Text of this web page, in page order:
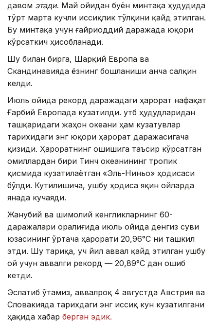
давом этади. Май ойидан буён минтақа ҳудудида
тўрт марта кучли иссиқлик тўлқини қайд этилган.
Бу минтақа учун ғайриоддий даражада юқори
кўрсаткич ҳисобланади.
Шу билан бирга, Шарқий Европа ва
Скандинавияда ёзнинг бошланиши анча салқин
келди.
Июль ойида рекорд даражадаги ҳарорат нафақат
Ғарбий Европада кузатилди. Қутб ҳудудларидан
ташқаридаги жаҳон океани ҳам кузатувлар
тарихидаги энг юқори ҳарорат даражасигача
қизиди. Ҳароратнинг ошишига таъсир кўрсатган
омиллардан бири Тинч океанининг тропик
қисмида кузатилаётган «Эль-Ниньо» ҳодисаси
бўлди. Кутилишича, ушбу ҳодиса яқин ойларда
янада кучаяди.
Жанубий ва шимолий кенгликларнинг 60-
даражалари оралиғида июль ойида денгиз суви
юзасининг ўртача ҳарорати 20,96°С ни ташкил
этди. Шу тариқа, уч йил аввал қайд этилган ушбу
ой учун аввалги рекорд — 20,89°С дан ошиб
кетди.
Эслатиб ўтамиз, аввалроқ 4 августда Австрия ва
Словакияда тарихдаги энг иссиқ кун кузатилгани
ҳақида хабар берган эдик.